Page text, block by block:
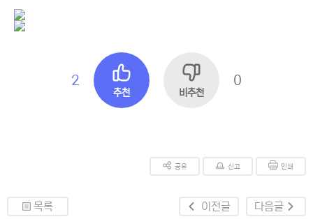
2
추천 비추천
0
공유 신고 인쇄
목록 이전글 다음글